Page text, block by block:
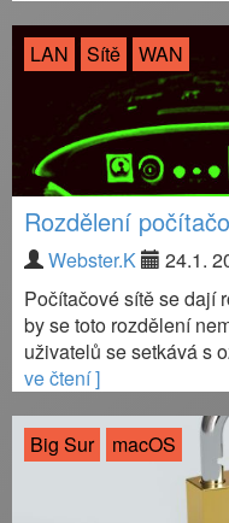
LAN Sítě WAN
Rozdělení
Webster.K 24.1.
Počítačové sítě se dají
by se toto rozdělení
uživatelů se setkává s
ve čtení ]
Big Sur macOS